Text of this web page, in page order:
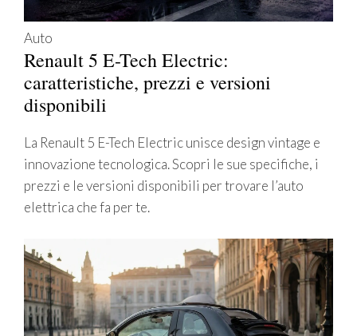
Auto
Renault 5 E-Tech Electric:
caratteristiche, prezzi e versioni
disponibili
La Renault 5 E-Tech Electric unisce design vintage e
innovazione tecnologica. Scopri le sue specifiche, i
prezzi e le versioni disponibili per trovare l’auto
elettrica che fa per te.